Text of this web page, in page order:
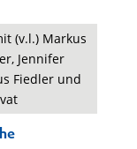
(v.l.) Markus
Jennifer
Fiedler und